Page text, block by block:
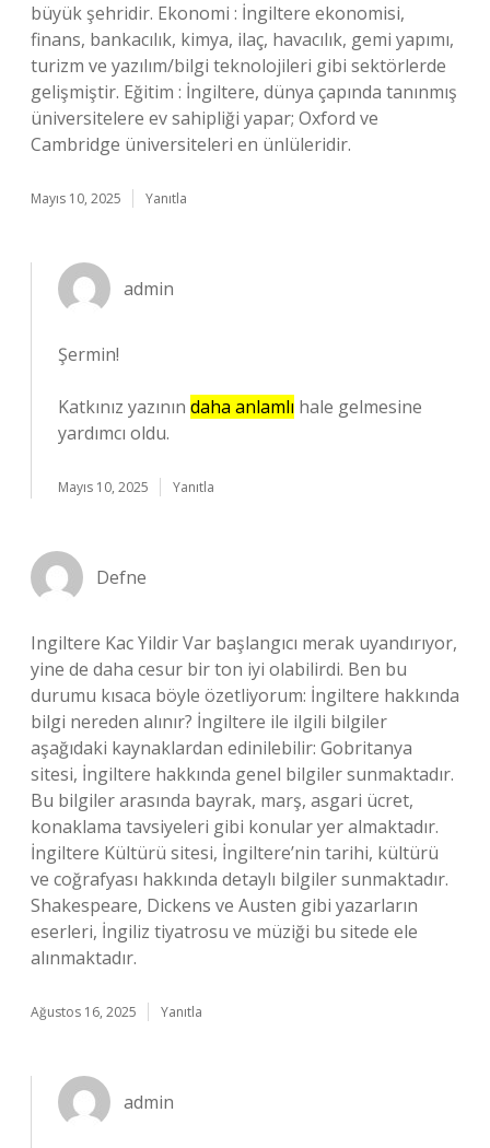
büyük şehridir. Ekonomi : İngiltere ekonomisi,
finans, bankacılık, kimya, ilaç, havacılık, gemi yapımı,
turizm ve yazılım/bilgi teknolojileri gibi sektörlerde
gelişmiştir. Eğitim : İngiltere, dünya çapında tanınmış
üniversitelere ev sahipliği yapar; Oxford ve
Cambridge üniversiteleri en ünlüleridir.
Mayıs 10, 2025 Yanıtla
admin
Şermin!
Katkınız yazının daha anlamlı hale gelmesine
yardımcı oldu.
Mayıs 10, 2025 Yanıtla
Defne
Ingiltere Kac Yildir Var başlangıcı merak uyandırıyor,
yine de daha cesur bir ton iyi olabilirdi. Ben bu
durumu kısaca böyle özetliyorum: İngiltere hakkında
bilgi nereden alınır? İngiltere ile ilgili bilgiler
aşağıdaki kaynaklardan edinilebilir: Gobritanya
sitesi, İngiltere hakkında genel bilgiler sunmaktadır.
Bu bilgiler arasında bayrak, marş, asgari ücret,
konaklama tavsiyeleri gibi konular yer almaktadır.
İngiltere Kültürü sitesi, İngiltere’nin tarihi, kültürü
ve coğrafyası hakkında detaylı bilgiler sunmaktadır.
Shakespeare, Dickens ve Austen gibi yazarların
eserleri, İngiliz tiyatrosu ve müziği bu sitede ele
alınmaktadır.
Ağustos 16, 2025 Yanıtla
admin